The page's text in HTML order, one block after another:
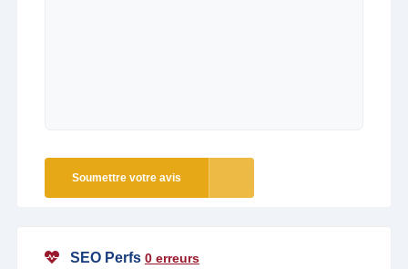
Soumettre votre avis
SEO Perfs 0 erreurs